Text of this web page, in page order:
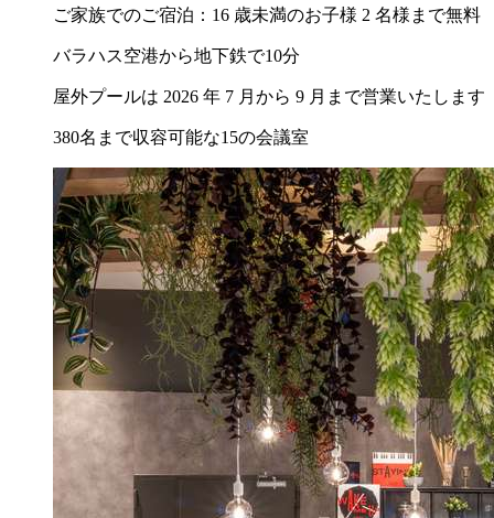
ご家族でのご宿泊：16 歳未満のお子様 2 名様まで無料
バラハス空港から地下鉄で10分
屋外プールは 2026 年 7 月から 9 月まで営業いたします
380名まで収容可能な15の会議室